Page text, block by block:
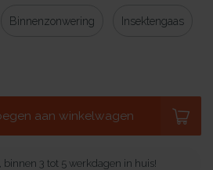
Binnenzonwering Insektengaas
aan winkelwagen
binnen 3 tot 5 werkdagen in huis!